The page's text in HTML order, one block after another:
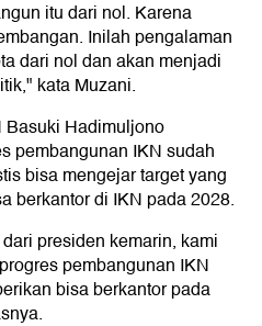
itu dari nol. Karena
Inilah pengalaman
dari nol dan akan menjadi
kata Muzani.
Hadimuljono
pembangunan IKN sudah
bisa mengejar target yang
berkantor di IKN pada 2028.
presiden kemarin, kami
pembangunan IKN
bisa berkantor pada